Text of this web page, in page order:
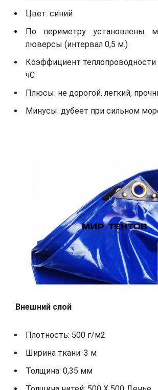
Цвет: синий
По периметру установлены
люверсы (интервал 0,5 м.)
Коэффициент
чС
Плюсы: не дорогой, легкий,
Минусы: дубеет при сильном
Внешний слой
Плотность: 500 г/м2
Ширина ткани: 3 м
Толщина: 0,35 мм